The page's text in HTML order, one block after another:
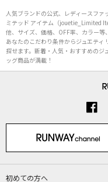
人気ブランドの公式、レディースファ
ミテッド アイテム（jouetie_Limited
他、サイズ、価格、OFF率、カラー等、
あなたのこだわり条件からジュエテ
探せます。新着・人気・おすすめの
ッグ商品が満載！
初めての方へ